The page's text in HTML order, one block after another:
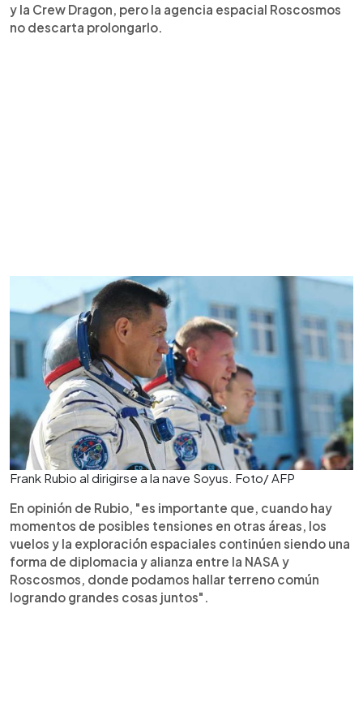
y la Crew Dragon, pero la agencia espacial Roscosmos
no descarta prolongarlo.
Frank Rubio al dirigirse a la nave Soyus. Foto/ AFP
En opinión de Rubio, "es importante que, cuando hay
momentos de posibles tensiones en otras áreas, los
vuelos y la exploración espaciales continúen siendo una
forma de diplomacia y alianza entre la NASA y
Roscosmos, donde podamos hallar terreno común
logrando grandes cosas juntos".